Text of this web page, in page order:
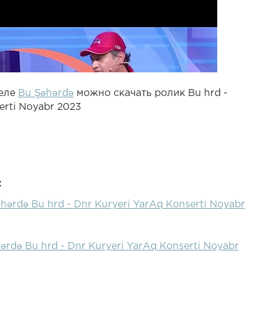
Bu Şəhərdə можно скачать ролик Bu hrd -
Noyabr 2023
Bu hrd - Dnr Kuryeri YarAq Konserti Noyabr
Bu hrd - Dnr Kuryeri YarAq Konserti Noyabr